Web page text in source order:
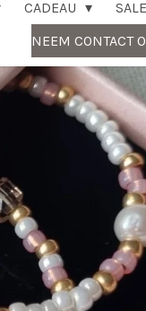
CADEAU
NEEM CONTACT